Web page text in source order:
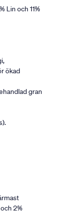
Lin och 11%
ökad
gran
2%